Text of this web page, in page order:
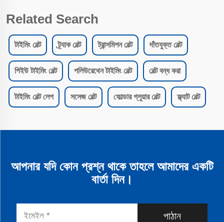
Related Search
টাইমিং বেল্ট ট্র্যাক বেল্ট ট্রান্সমিশন বেল্ট দাঁতযুক্ত বেল্ট
পিইউ টাইমিং বেল্ট পলিউরেথেন টাইমিং বেল্ট বেল্ট বন্ধ করা
টাইমিং বেল্ট লেপ সসেজ বেল্ট ফোল্ডার গ্লুয়ার বেল্ট ফ্ল্যাট বেল্ট
আপনার যদি কোন প্রশ্ন থাকে তাহলে আমাদের একটি
বার্তা দিন।
পাঠান